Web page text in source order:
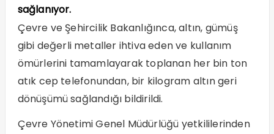
sağlanıyor.
Çevre ve Şehircilik Bakanlığınca, altın, gümüş
gibi değerli metaller ihtiva eden ve kullanım
ömürlerini tamamlayarak toplanan her bin ton
atık cep telefonundan, bir kilogram altın geri
dönüşümü sağlandığı bildirildi.
Çevre Yönetimi Genel Müdürlüğü yetkililerinden